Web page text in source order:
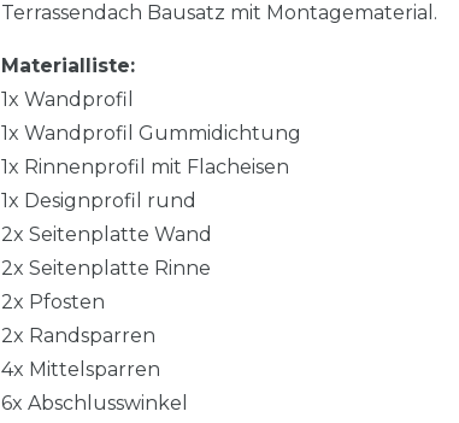
Terrassendach Bausatz mit Montagematerial.
Materialliste:
1x Wandprofil
1x Wandprofil Gummidichtung
1x Rinnenprofil mit Flacheisen
1x Designprofil rund
2x Seitenplatte Wand
2x Seitenplatte Rinne
2x Pfosten
2x Randsparren
4x Mittelsparren
6x Abschlusswinkel